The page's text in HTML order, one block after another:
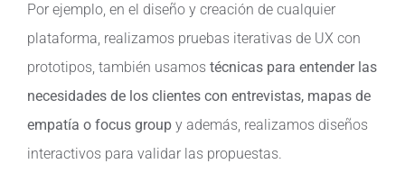
Por ejemplo, en el diseño y creación de cualquier
plataforma, realizamos pruebas iterativas de UX con
prototipos, también usamos técnicas para entender las
necesidades de los clientes con entrevistas, mapas de
empatía o focus group y además, realizamos diseños
interactivos para validar las propuestas.